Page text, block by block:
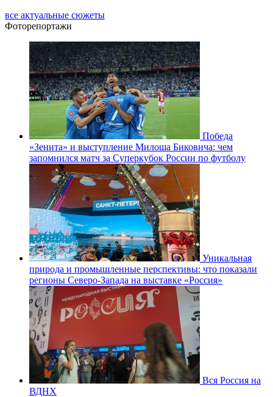
все актуальные сюжеты
Фоторепортажи
Победа
«Зенита» и выступление Милоша Биковича: чем
запомнился матч за Суперкубок России по футболу
Уникальная
природа и промышленные перспективы: что показали
регионы Северо-Запада на выставке «Россия»
Вся Россия на
ВДНХ